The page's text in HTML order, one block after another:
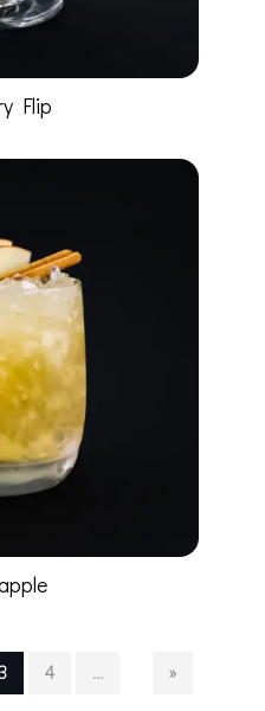
Flip
4 ... »